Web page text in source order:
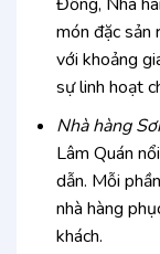
Đồng, Nhà
món đặc
với khoảng
sự linh hoạt
Nhà hàng
Lâm Quán
dẫn. Mỗi
nhà hàng
khách.